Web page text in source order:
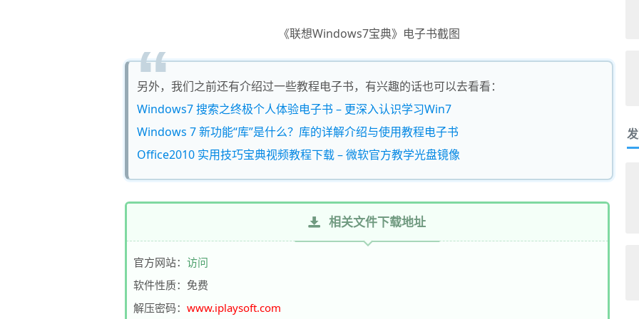
《联想Windows7宝典》电子书截图
另外，我们之前还有介绍过一些教程电子书，有兴趣的话也可以去看看：
Windows7 搜索之终极个人体验电子书 – 更深入认识学习Win7
Windows 7 新功能“库”是什么？库的详解介绍与使用教程电子书
Office2010 实用技巧宝典视频教程下载 – 微软官方教学光盘镜像
相关文件下载地址
官方网站： 访问
软件性质：免费
解压密码： www.iplaysoft.com